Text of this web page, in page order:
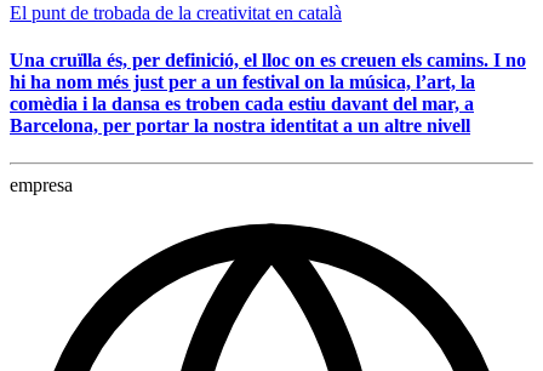
El punt de trobada de la creativitat en català
Una cruïlla és, per definició, el lloc on es creuen els camins. I no
hi ha nom més just per a un festival on la música, l’art, la
comèdia i la dansa es troben cada estiu davant del mar, a
Barcelona, per portar la nostra identitat a un altre nivell
empresa